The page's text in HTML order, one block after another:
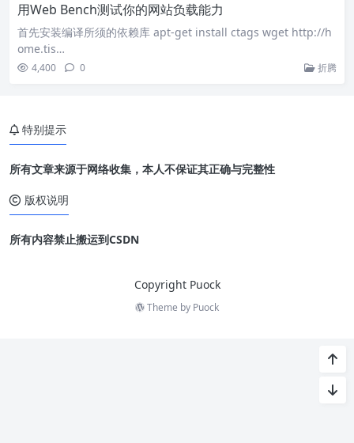
用Web Bench测试你的网站负载能力
首先安装编译所须的依赖库 apt-get install ctags wget http://h
ome.tis…
4,400 0 折腾
特别提示
所有文章来源于网络收集，本人不保证其正确与完整性
版权说明
所有内容禁止搬运到CSDN
Copyright Puock
Theme by Puock